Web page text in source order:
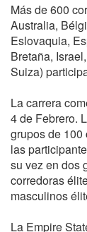
Más de 600
Australia,
Eslovaquia,
Bretaña,
Suiza)
La carrera
4 de Febrero.
grupos de 100
las
su vez en dos
corredoras
masculinos
La Empire